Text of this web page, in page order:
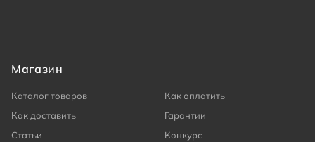
Магазин
Каталог товаров
Как оплатить
Как доставить
Гарантии
Статьи
Конкурс